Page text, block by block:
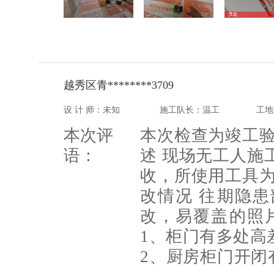
越秀区青********3709
设 计 师：未知 施工队长：温工 工
本次评
语：
本次检查为竣工
述 现场无工人施
收，所使用工具
改情况 往期隐
改，易覆盖的照
1、柜门有多处
2、厨房柜门开